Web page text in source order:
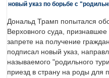
новый указ по борьбе с
Дональд Трамп попытался
Верховного суда,
запрете на получение
подписал новый указ,
называемого "родильного
приезд в страну на роды для